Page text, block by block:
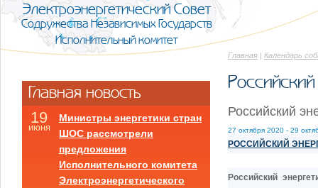
Электроэнергетический Совет
Содружества Независимых Государств
Исполнительный комитет
Главная | Календарь
Российский
27 октября 2020 - 29
РОССИЙСКИЙ
Российский
Главная новость
19
июня
Министры энергетики стран
ШОС рассмотрели
предложения
Исполнительного комитета
Электроэнергетического